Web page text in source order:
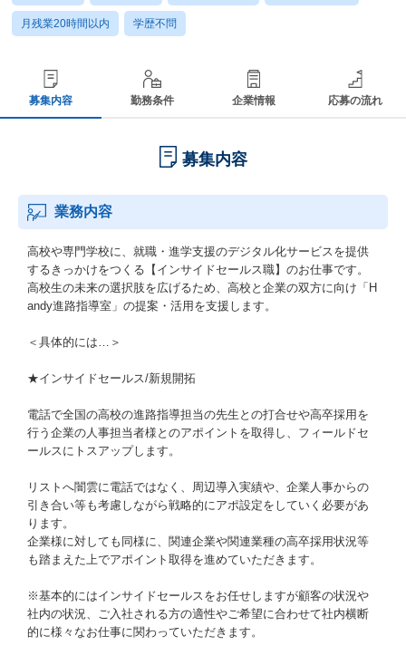
月残業20時間以内 学歴不問
募集内容 勤務条件 企業情報 応募の流れ
募集内容
業務内容
高校や専門学校に、就職・進学支援のデジタル化サービスを提供
するきっかけをつくる【インサイドセールス職】のお仕事です。
高校生の未来の選択肢を広げるため、高校と企業の双方に向け「H
andy進路指導室」の提案・活用を支援します。
＜具体的には…＞
★インサイドセールス/新規開拓
電話で全国の高校の進路指導担当の先生との打合せや高卒採用を
行う企業の人事担当者様とのアポイントを取得し、フィールドセ
ールスにトスアップします。
リストへ闇雲に電話ではなく、周辺導入実績や、企業人事からの
引き合い等も考慮しながら戦略的にアポ設定をしていく必要があ
ります。
企業様に対しても同様に、関連企業や関連業種の高卒採用状況等
も踏まえた上でアポイント取得を進めていただきます。
※基本的にはインサイドセールスをお任せしますが顧客の状況や
社内の状況、ご入社される方の適性やご希望に合わせて社内横断
的に様々なお仕事に関わっていただきます。